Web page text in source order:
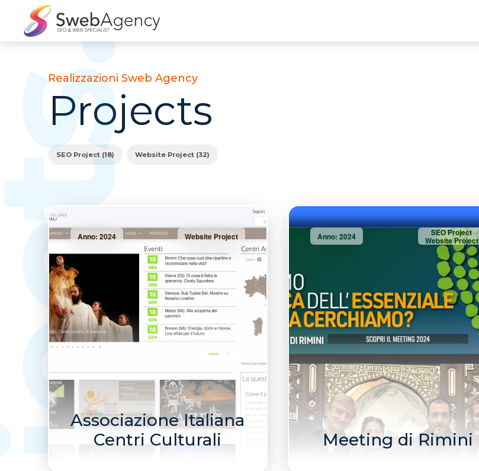
Realizzazioni Sweb Agency
Projects
SEO Project (18) Website Project (32)
Anno: 2024 Website Project
Associazione Italiana
Centri Culturali
Anno: 2024 SEO Project
Website Project
Meeting di Rimini